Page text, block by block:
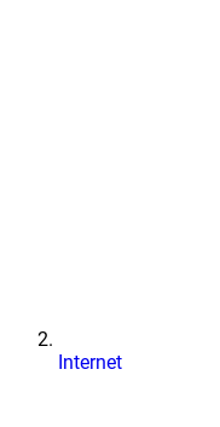
Internet